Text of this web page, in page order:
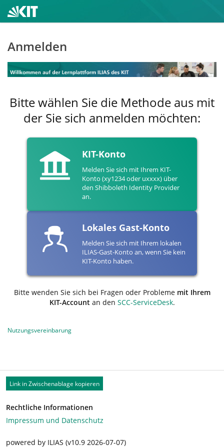
Anmelden
Bitte wählen Sie die Methode aus mit
der Sie sich anmelden möchten:
KIT-Konto
Melden Sie sich mit Ihrem KIT-
Konto (xy1234 oder uxxxx) über
den Shibboleth Identity Provider
an.
Lokales Gast-Konto
Melden Sie sich mit Ihrem lokalen
ILIAS-Gast-Konto an, wenn Sie kein
KIT-Konto haben.
Bitte wenden Sie sich bei Fragen oder Probleme mit Ihrem
KIT-Accountan den SCC-ServiceDesk.
Nutzungsvereinbarung
Link in Zwischenablage kopieren
Rechtliche Informationen
Impressum und Datenschutz
powered by ILIAS (v10.9 2026-07-07)